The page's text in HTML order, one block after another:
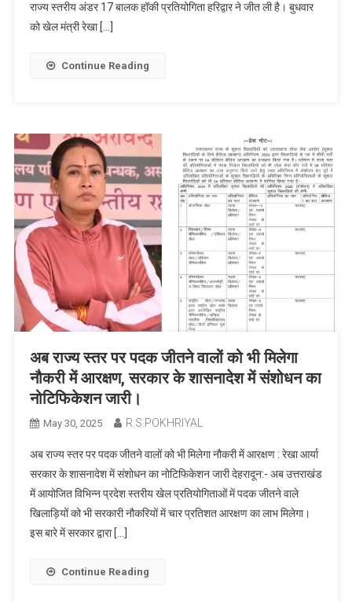
राज्य स्तरीय अंडर 17 बालक हॉकी प्रतियोगिता हरिद्वार ने जीत ली है। बुधवार
को खेल मंत्री रेखा […]
Continue Reading
अब राज्य स्तर पर पदक जीतने वालों को भी मिलेगा
नौकरी में आरक्षण, सरकार के शासनादेश में संशोधन का
नोटिफिकेशन जारी।
May 30, 2025 R.S.POKHRIYAL
अब राज्य स्तर पर पदक जीतने वालों को भी मिलेगा नौकरी में आरक्षण : रेखा आर्या
सरकार के शासनादेश में संशोधन का नोटिफिकेशन जारी देहरादून:- अब उत्तराखंड
में आयोजित विभिन्न प्रदेश स्तरीय खेल प्रतियोगिताओं में पदक जीतने वाले
खिलाड़ियों को भी सरकारी नौकरियों में चार प्रतिशत आरक्षण का लाभ मिलेगा।
इस बारे में सरकार द्वारा […]
Continue Reading